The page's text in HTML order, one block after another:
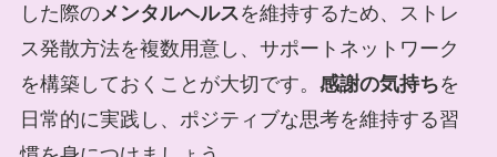
した際のメンタルヘルス を維持するため、ストレ
ス発散方法を複数用意し、サポートネットワーク
を構築しておくことが大切です。 感謝の気持ちを
日常的に実践し、ポジティブな思考を維持する習